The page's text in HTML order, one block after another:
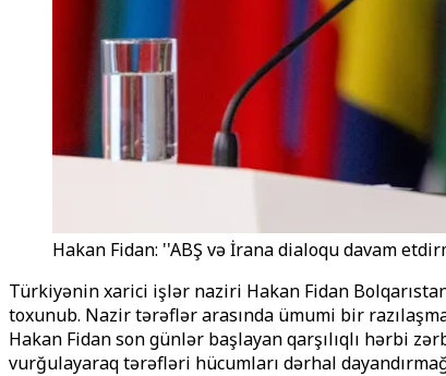
Hakan Fidan: ''ABŞ və İrana dialoqu davam
Türkiyənin xarici işlər naziri Hakan Fidan
toxunub. Nazir tərəflər arasında ümumi bir
Hakan Fidan son günlər başlayan qarşılıqlı hərbi
vurğulayaraq tərəfləri hücumları dərhal